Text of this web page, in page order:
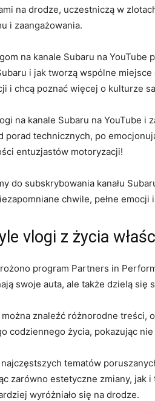
na drodze, uczestniczą w
i ‌zaangażowania.
na kanale Subaru na⁣ YouTube
i jak tworzą ⁣wspólne
i chcą poznać więcej o kulturze
na kanale ⁤Subaru na YouTube
porad technicznych, po
entuzjastów motoryzacji!
do subskrybowania kanału
chwile, pełne
vlogi z życia
program Partners in
‍swoje ​auta, ale także dzielą się
można⁣ znaleźć różnorodne treści,
codziennego ⁤życia, pokazując
tematów
zarówno estetyczne zmiany, jak
wyróżniało się na drodze.